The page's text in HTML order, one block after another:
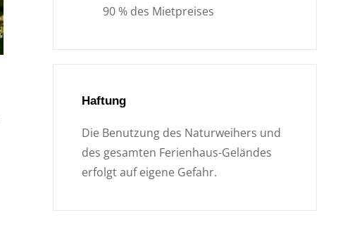
90 % des Mietpreises
Haftung
Die Benutzung des Naturweihers und
des gesamten Ferienhaus-Geländes
erfolgt auf eigene Gefahr.